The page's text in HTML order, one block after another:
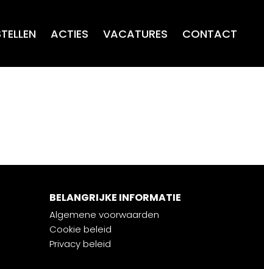
ACTIES VACATURES CONTACT
BELANGRIJKE INFORMATIE
Algemene voorwaarden
Cookie beleid
Privacy beleid